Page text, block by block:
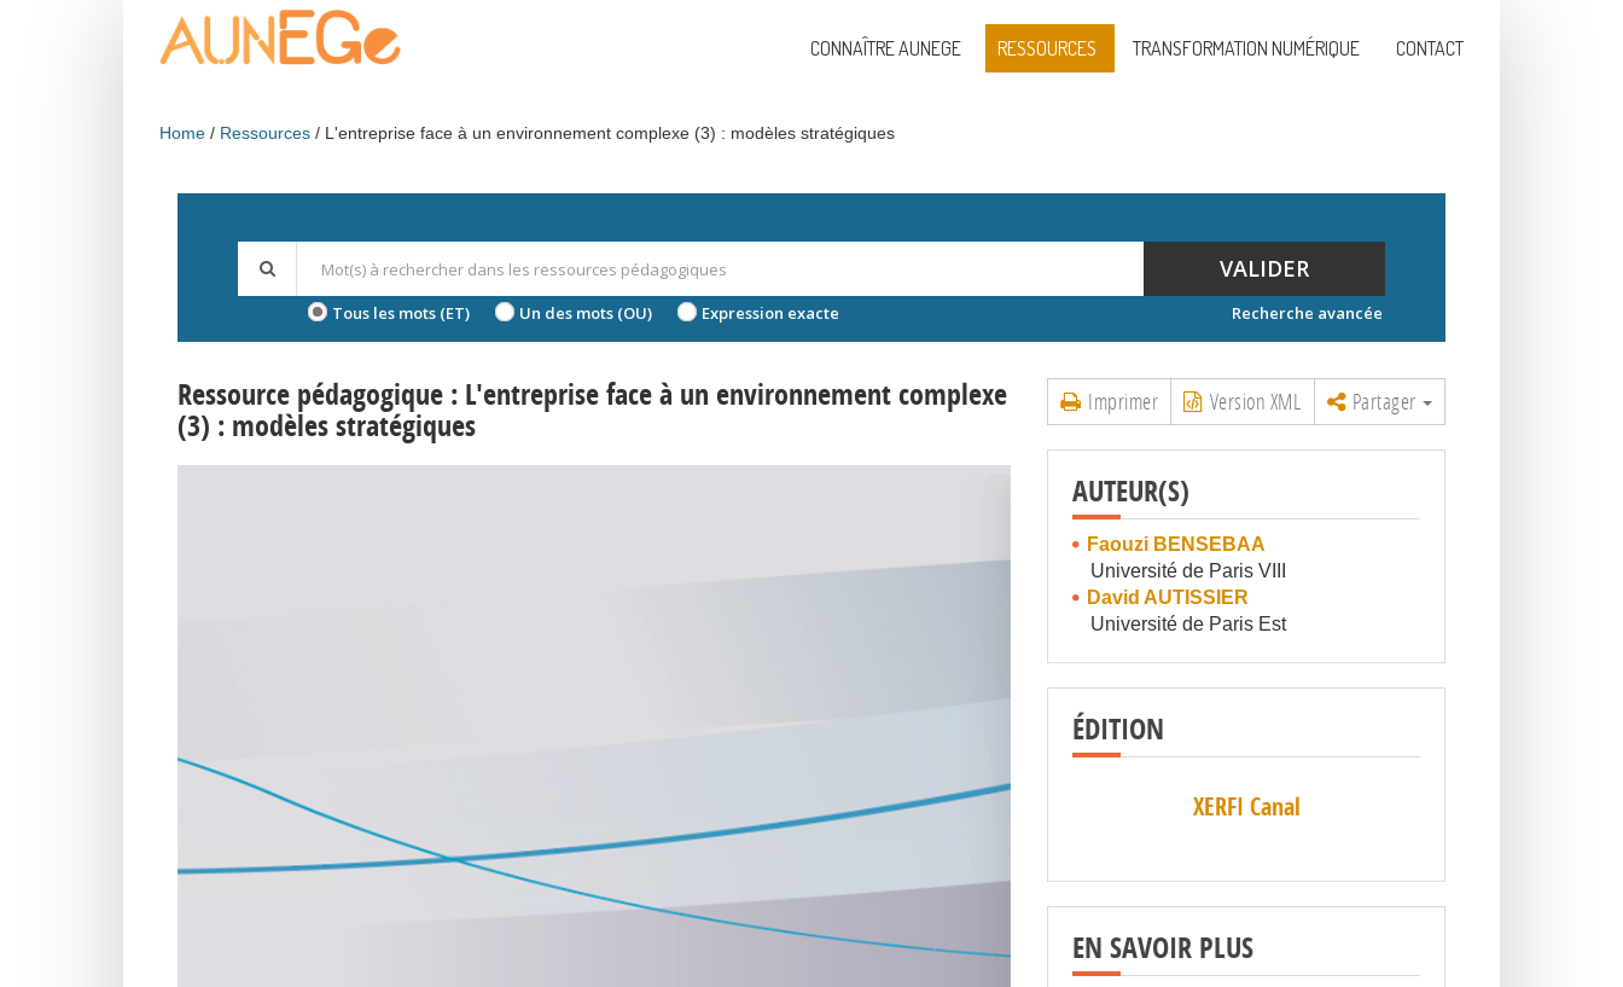
CONNAÎTRE AUNEGE RESSOURCES TRANSFORMATION NUMÉRIQUE CONTACT
Home Ressources L'entreprise face à un environnement complexe (3) : modèles stratégiques
VALIDER
Tous les mots (ET) Un des mots (OU) Expression exacte Recherche avancée
Imprimer Version XML Partager
Ressource pédagogique : L'entreprise face à un environnement complexe
(3) : modèles stratégiques
AUTEUR(S)
Faouzi BENSEBAA
Université de Paris VIII
David AUTISSIER
Université de Paris Est
ÉDITION
XERFI Canal
EN SAVOIR PLUS